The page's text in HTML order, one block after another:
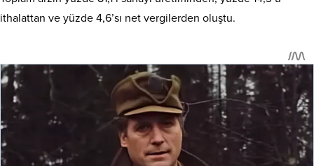
ithalattan ve yüzde 4,6’sı net vergilerden oluştu.